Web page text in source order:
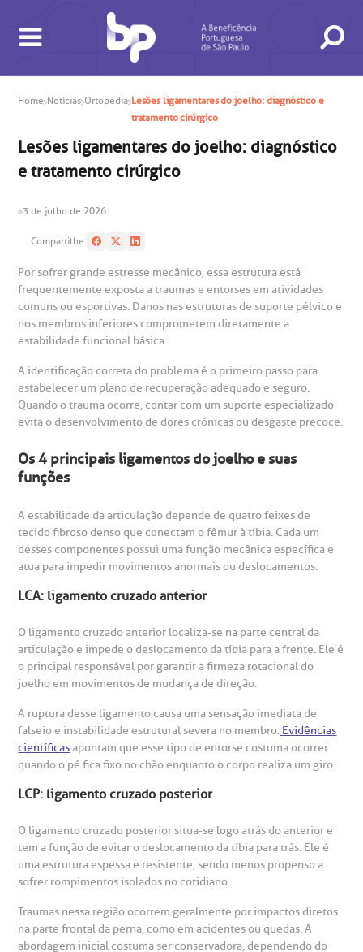
BUSCA
CONSULTAS E EXAMES
de consultas e exames
in antecipado
de exames
ATENDIMENTO 24H
SAC
A BP conta com você para melhorar sempre a qualidade do
atendimento e dos serviços prestados.
suas dúvidas, registrar suas reclamações ou fazer elogios
relacionados ao nosso atendimento e aos nossos serviços.
Fale Conosco
CONHEÇA AS UNIDADES
Hospital BP
Saiba mais
Endereço:
Rua Maestro Cardim, 769
São Paulo - SP
BP Mirante
INSTITUCIONAL
e Pesquisa
do médico
de conduta
Financeiras
social da BP
corporativa
social
NOSSOS SERVIÇOS
Telemedicina BP
Teleinterconsulta
INFORMAÇÕES ÚTEIS
de atendimento
de Infarto SUS
socorro
de cópia de prontuário médico
de orçamento particular
de veracidade de atestado
atendimento
ESPECIALIDADES
de Oncologia e Hematologia
de Excelência em Neurologia e
de Excelência em Ortopedia
especialidades
Home Notícias Ortopedia Lesões ligamentares do joelho: diagnóstico e
tratamento cirúrgico
Lesões ligamentares do joelho: diagnóstico
e tratamento cirúrgico
3 de julho de 2026
Compartilhe:
Por sofrer grande estresse mecânico, essa estrutura está
frequentemente exposta a traumas e entorses em atividades
comuns ou esportivas. Danos nas estruturas de suporte pélvico e
nos membros inferiores comprometem diretamente a
estabilidade funcional básica.
A identificação correta do problema é o primeiro passo para
estabelecer um plano de recuperação adequado e seguro.
Quando o trauma ocorre, contar com um suporte especializado
evita o desenvolvimento de dores crônicas ou desgaste precoce.
Os 4 principais ligamentos do joelho e suas
funções
A estabilidade da articulação depende de quatro feixes de
tecido fibroso denso que conectam o fêmur à tíbia. Cada um
desses componentes possui uma função mecânica específica e
atua para impedir movimentos anormais ou deslocamentos.
LCA: ligamento cruzado anterior
O ligamento cruzado anterior localiza-se na parte central da
articulação e impede o deslocamento da tíbia para a frente. Ele é
o principal responsável por garantir a firmeza rotacional do
joelho em movimentos de mudança de direção.
A ruptura desse ligamento causa uma sensação imediata de
falseio e instabilidade estrutural severa no membro. Evidências
científicasapontam que esse tipo de entorse costuma ocorrer
quando o pé fica fixo no chão enquanto o corpo realiza um giro.
LCP: ligamento cruzado posterior
O ligamento cruzado posterior situa-se logo atrás do anterior e
tem a função de evitar o deslocamento da tíbia para trás. Ele é
uma estrutura espessa e resistente, sendo menos propenso a
sofrer rompimentos isolados no cotidiano.
Traumas nessa região ocorrem geralmente por impactos diretos
na parte frontal da perna, como em acidentes ou quedas. A
abordagem inicial costuma ser conservadora, dependendo do